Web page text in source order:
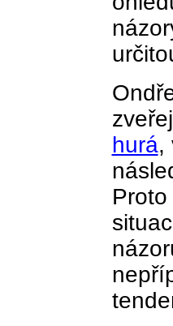
hurá,